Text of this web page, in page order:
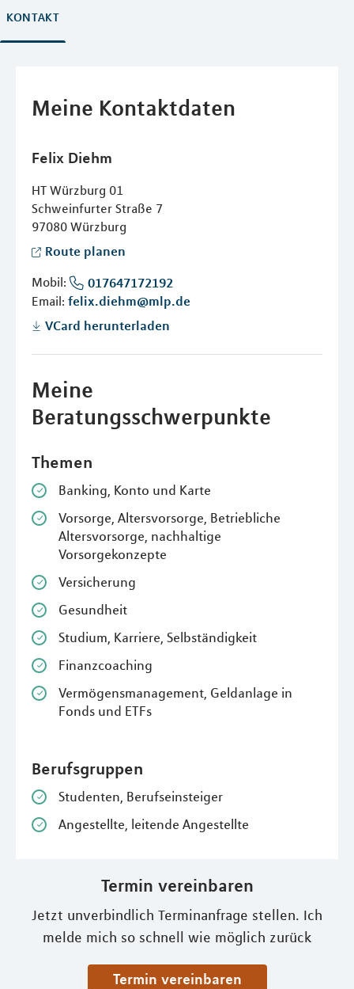
KONTAKT
Meine Kontaktdaten
Felix Diehm
HT Würzburg 01
Schweinfurter Straße 7
97080 Würzburg
Route planen
Mobil:
017647172192
Email: felix.diehm@mlp.de
VCard herunterladen
Meine
Beratungsschwerpunkte
Themen
Banking, Konto und Karte
Vorsorge, Altersvorsorge, Betriebliche
Altersvorsorge, nachhaltige
Vorsorgekonzepte
Versicherung
Gesundheit
Studium, Karriere, Selbständigkeit
Finanzcoaching
Vermögensmanagement, Geldanlage in
Fonds und ETFs
Berufsgruppen
Studenten, Berufseinsteiger
Angestellte, leitende Angestellte
Termin vereinbaren
Jetzt unverbindlich Terminanfrage stellen. Ich
melde mich so schnell wie möglich zurück
Termin vereinbaren